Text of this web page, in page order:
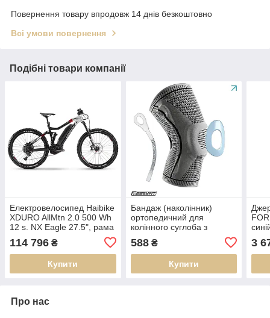
Повернення товару впродовж 14 днів безкоштовно
Всі умови повернення
Подібні товари компанії
Електровелосипед Haibike
XDURO AllMtn 2.0 500 Wh
12 s. NX Eagle 27.5", рама
2020, тестовий
(ROU_6574070)
114 796 ₴
Купити
Бандаж (наколінник)
ортопедичний для
колінного суглоба з
силіконовою вставкою
(сірий). Розмір L
588₴
Купити
3
Про нас